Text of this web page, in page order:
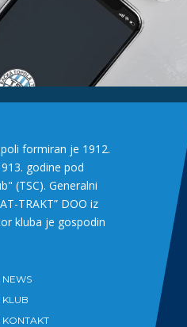
formiran je 1912.
godine pod
(TSC). Generalni
TRAKT” DOO iz
kluba je gospodin
NEWS
KLUB
KONTAKT